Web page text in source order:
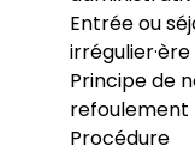
Entrée ou
irrégulier·ère
Principe de
refoulement
Procédure